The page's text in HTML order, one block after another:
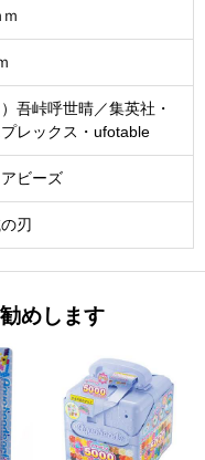
）吾峠呼世晴／集英社・
レックス・ufotable
ビーズ
刃
めします